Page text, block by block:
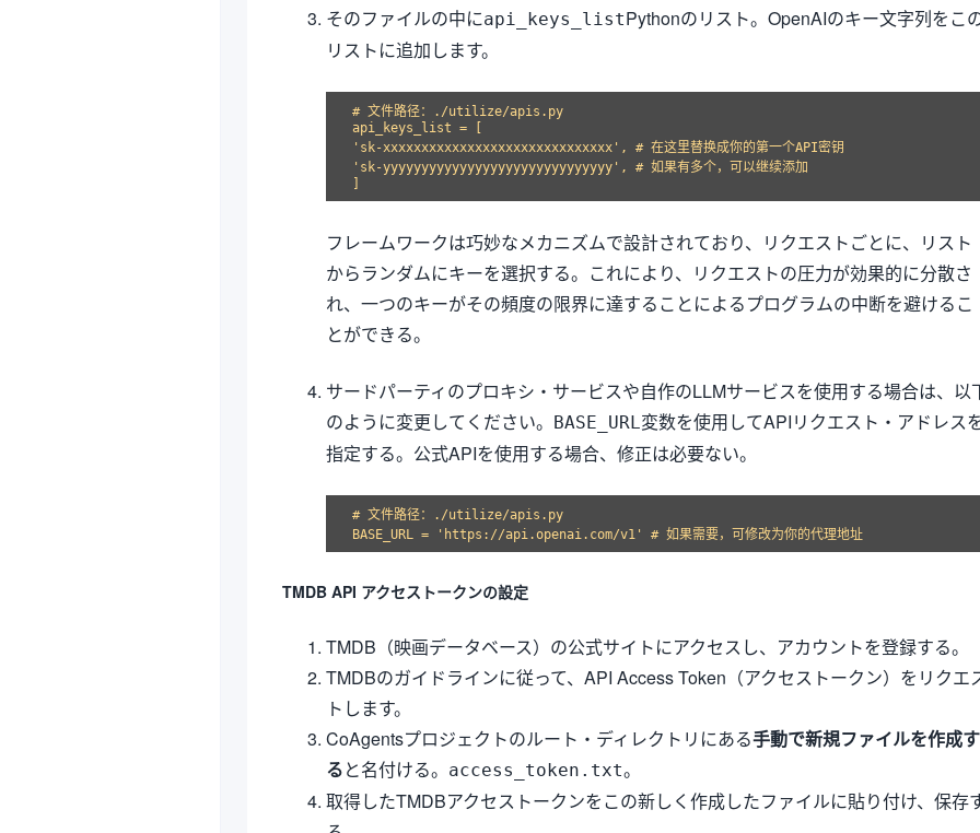
そのファイルの中にapi_keys_listPythonのリスト。OpenAIのキー文字列をこ
リストに追加します。
# 文件路径：./utilize/apis.py
api_keys_list = [
'sk-xxxxxxxxxxxxxxxxxxxxxxxxxxxxxx', # 在这里替换成你的第一个API密钥
'sk-yyyyyyyyyyyyyyyyyyyyyyyyyyyyyy', # 如果有多个，可以继续添加
フレームワークは巧妙なメカニズムで設計されており、リクエストごとに、リスト
からランダムにキーを選択する。これにより、リクエストの圧力が効果的に分散さ
れ、一つのキーがその頻度の限界に達することによるプログラムの中断を避けるこ
とができる。
サードパーティのプロキシ・サービスや自作のLLMサービスを使用する場合は、以
のように変更してください。 BASE_URL変数を使用してAPIリクエスト・アドレス
指定する。公式APIを使用する場合、修正は必要ない。
# 文件路径：./utilize/apis.py
TMDB API アクセストークンの設定
TMDB（映画データベース）の公式サイトにアクセスし、アカウントを登録する。
TMDBのガイドラインに従って、API Access Token（アクセストークン）をリクエ
トします。
CoAgentsプロジェクトのルート・ディレクトリにある手動で新規ファイルを作成す
ると名付ける。 access_token.txt。
取得したTMDBアクセストークンをこの新しく作成したファイルに貼り付け、保存